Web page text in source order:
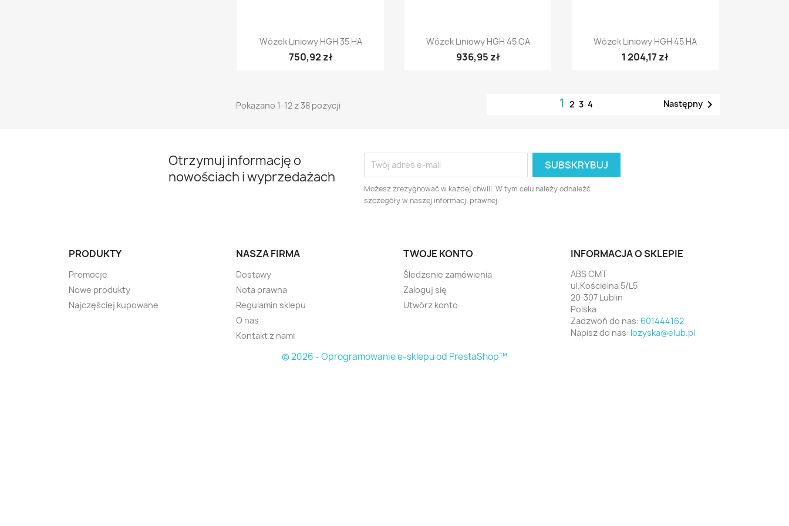
Szybki podgląd
Wózek Liniowy HGH 35 HA
750,92 zł
Szybki podgląd
Wózek Liniowy HGH 45 CA
936,95 zł
Szybki podgląd
Wózek Liniowy HGH 45 HA
1 204,17 zł
Pokazano 1-12 z 38 pozycji 1234 Następny
Otrzymuj informację o
nowościach i wyprzedażach
Możesz zrezygnować w każdej chwili. W tym celu należy odnaleźć
szczegóły w naszej informacji prawnej.
PRODUKTY
Promocje
Nowe produkty
Najczęściej kupowane
NASZA FIRMA
Dostawy
Nota prawna
Regulamin sklepu
O nas
Kontakt z nami
TWOJE KONTO
Śledzenie zamówienia
Zaloguj się
Utwórz konto
INFORMACJA O SKLEPIE
ABS CMT
ul.Kościelna 5/L5
20-307 Lublin
Polska
Zadzwoń do nas: 601444162
Napisz do nas: lozyska@elub.pl
© 2026 - Oprogramowanie e-sklepu od PrestaShop™